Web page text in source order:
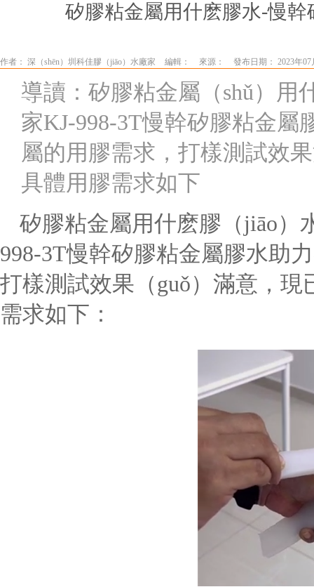
矽膠粘金屬用什麽膠水-慢
作者： 深（shēn）圳科佳膠（jiāo）水廠家 編輯： 來源： 發布日期： 2023年
導讀：矽膠粘金屬（shǔ）用
家KJ-998-3T慢幹矽膠粘金屬
屬的用膠需求，打樣測試效
具體用膠需求如下
矽膠粘金屬用什麽膠（jiāo）
998-3T慢幹矽膠粘金屬膠水助
打樣測試效果（guǒ）滿意，
需求如下：